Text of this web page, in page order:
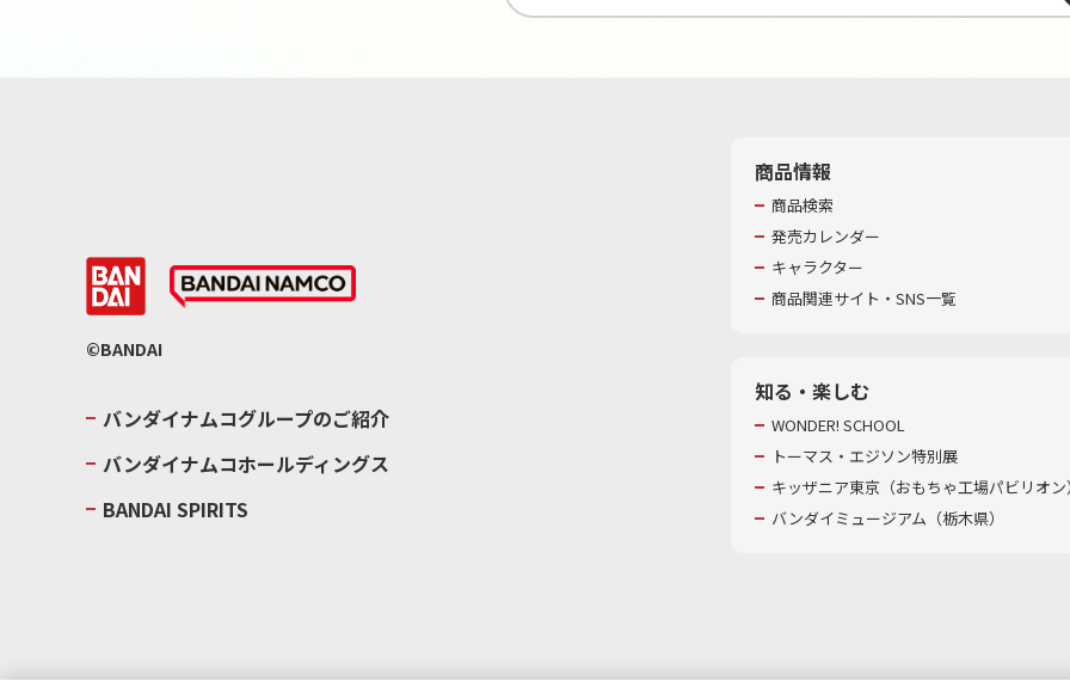
©BANDAI
バンダイナムコグループのご紹介
バンダイナムコホールディングス
BANDAI SPIRITS
商品情報
商品検索
発売カレンダー
キャラクター
商品関連サイト・SNS一覧
知る・楽しむ
WONDER! SCHOOL
トーマス・エジソン特別展
キッザニア東京（おもちゃ工場パビリオ
バンダイミュージアム（栃木県）